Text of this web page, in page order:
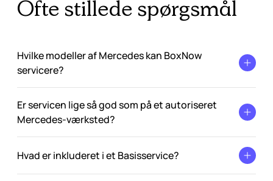
Ofte stillede spørgsmål
Hvilke modeller af Mercedes kan BoxNow
servicere?
Er servicen lige så god som på et autoriseret
Mercedes-værksted?
Hvad er inkluderet i et Basisservice?